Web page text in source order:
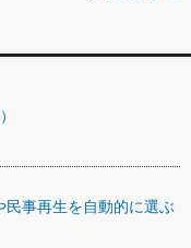
事再生を自動的に選ぶ